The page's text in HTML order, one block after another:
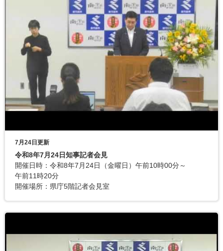
7月24日更新
令和8年7月24日知事記者会見
開催日時：令和8年7月24日（金曜日）午前10時00分～
午前11時20分
開催場所：県庁5階記者会見室